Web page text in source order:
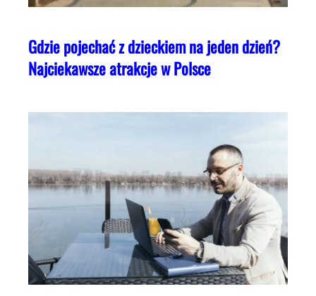
Gdzie pojechać z dzieckiem na jeden dzień?
Najciekawsze atrakcje w Polsce